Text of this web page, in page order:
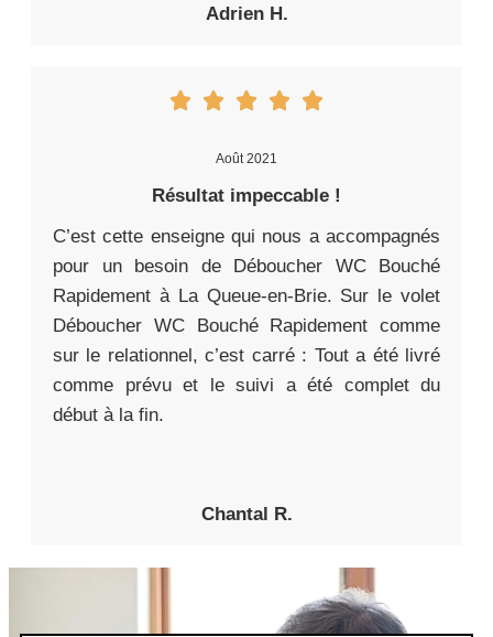
Adrien H.
Août 2021
Résultat impeccable !
C’est cette enseigne qui nous a accompagnés
pour un besoin de Déboucher WC Bouché
Rapidement à La Queue-en-Brie. Sur le volet
Déboucher WC Bouché Rapidement comme
sur le relationnel, c’est carré : Tout a été livré
comme prévu et le suivi a été complet du
début à la fin.
Chantal R.